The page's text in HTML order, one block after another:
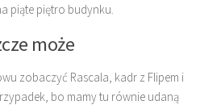
piąte piętro budynku.
może
zobaczyć Rascala, kadr z Flipem i
bo mamy tu równie udaną